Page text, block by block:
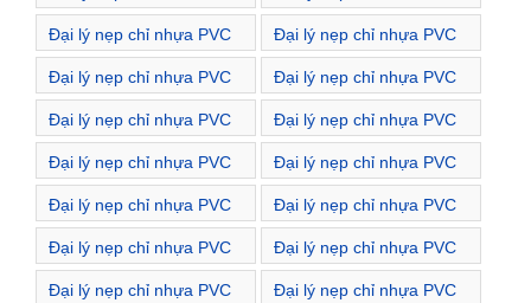
Đường Hòa Mã
Đường Hồ Xuân Hương
Đại lý nẹp chỉ nhựa PVC
Đường Hồng Mai
Đại lý nẹp chỉ nhựa PVC
Đường Hoa Lư
Đại lý nẹp chỉ nhựa PVC
Đường Hoàng Mai
Đại lý nẹp chỉ nhựa PVC
Đường Huế
Đại lý nẹp chỉ nhựa PVC
Đường Hương Viên
Đại lý nẹp chỉ nhựa PVC
Đường Kim Ngưu
Đại lý nẹp chỉ nhựa PVC
Đường Lãng Yên
Đại lý nẹp chỉ nhựa PVC
Đường Lê Duẩn
Đại lý nẹp chỉ nhựa PVC
Đường Lê Gia Đỉnh
Đại lý nẹp chỉ nhựa PVC
Đường Lê Ngọc Hân
Đại lý nẹp chỉ nhựa PVC
Đường Lê Quý Đôn
Đại lý nẹp chỉ nhựa PVC
Đường Lê Thanh Nghị
Đại lý nẹp chỉ nhựa PVC
Đại lý nẹp chỉ nhựa PVC